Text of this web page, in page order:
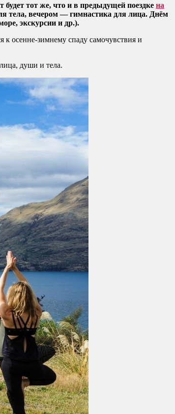
тот же, что и в предыдущей поездке на
тела, вечером — гимнастика для лица. Днём
экскурсии и др.).
к осенне-зимнему спаду самочувствия и
души и тела.